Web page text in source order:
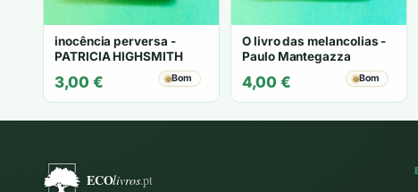
inocência perversa -
PATRICIA HIGHSMITH
3,00 € Bom
O livro das melancolias -
Paulo Mantegazza
4,00 € Bom